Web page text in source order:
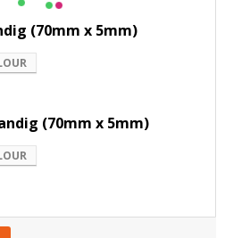
(70mm x 5mm)
(70mm x 5mm)